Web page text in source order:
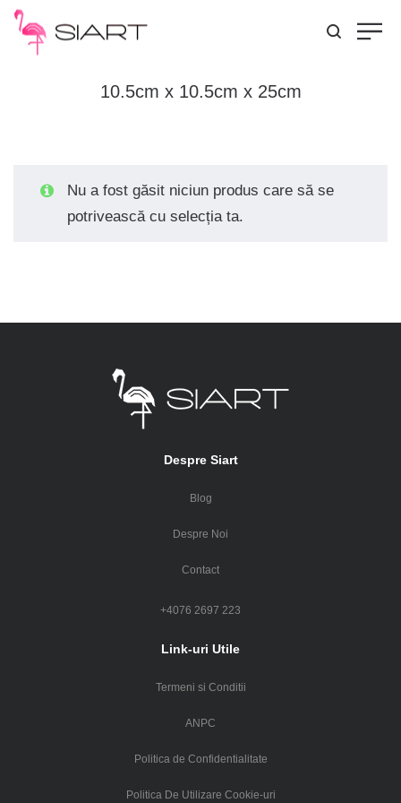
10.5cm x 10.5cm x 25cm
Nu a fost găsit niciun produs care să se
potrivească cu selecția ta.
Despre Siart
Blog
Despre Noi
Contact
+4076 2697 223
Link-uri Utile
Termeni si Conditii
ANPC
Politica de Confidentialitate
Politica De Utilizare Cookie-uri